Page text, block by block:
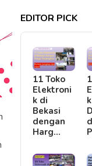
EDITOR PICK
11 Toko
Elektroni
k di
Bekasi
dengan
Harg…